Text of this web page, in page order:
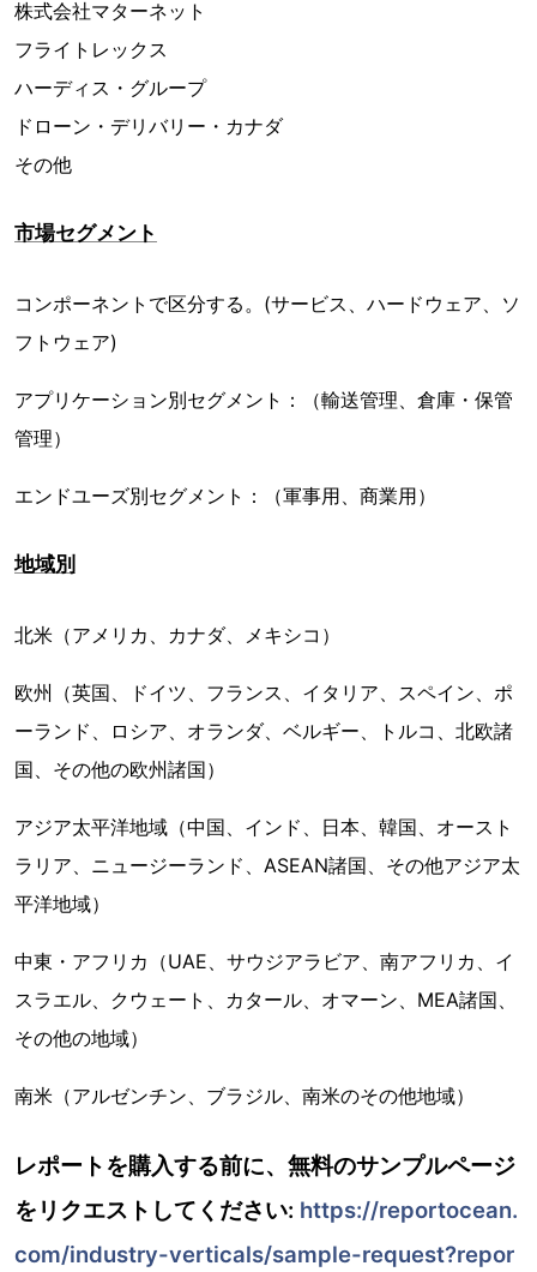
株式会社マターネット
フライトレックス
ハーディス・グループ
ドローン・デリバリー・カナダ
その他
市場セグメント
コンポーネントで区分する。(サービス、ハードウェア、ソ
フトウェア)
アプリケーション別セグメント：（輸送管理、倉庫・保管
管理）
エンドユーズ別セグメント：（軍事用、商業用）
地域別
北米（アメリカ、カナダ、メキシコ）
欧州（英国、ドイツ、フランス、イタリア、スペイン、ポ
ーランド、ロシア、オランダ、ベルギー、トルコ、北欧諸
国、その他の欧州諸国）
アジア太平洋地域（中国、インド、日本、韓国、オースト
ラリア、ニュージーランド、ASEAN諸国、その他アジア太
平洋地域）
中東・アフリカ（UAE、サウジアラビア、南アフリカ、イ
スラエル、クウェート、カタール、オマーン、MEA諸国、
その他の地域）
南米（アルゼンチン、ブラジル、南米のその他地域）
レポートを購入する前に、無料のサンプルページ
をリクエストしてください: https://reportocean.
com/industry-verticals/sample-request?repor